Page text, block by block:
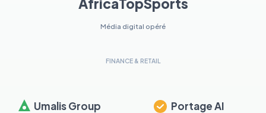
Média digital opéré
FINANCE & RETAIL
Umalis Group Portage AI